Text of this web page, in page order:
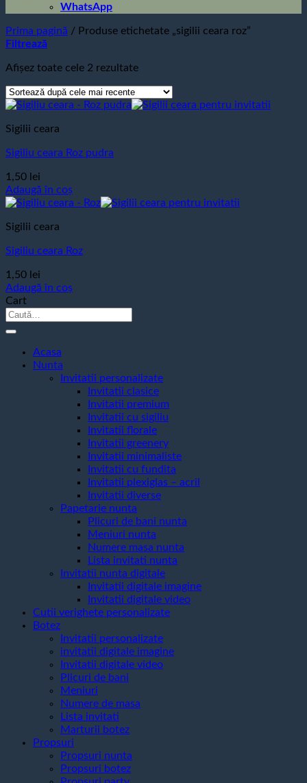
WhatsApp
Prima pagină / Produse etichetate „sigilii ceara roz”
Filtrează
Afișez toate cele 2 rezultateSortat
mai
Sigilii ceara
Sigiliu ceara Roz pudra
1,50 lei
Adaugă în coș
Sigilii ceara
Sigiliu ceara Roz
1,50 lei
Adaugă în coș
Cart
Caută
Acasa
Nunta
Invitatii personalizate
Invitatii clasice
Invitatii premium
Invitatii cu sigiliu
Invitatii florale
Invitatii greenery
Invitatii minimaliste
Invitatii cu fundita
Invitatii plexiglas – acril
Invitatii diverse
Papetarie nunta
Plicuri de bani nunta
Meniuri nunta
Numere masa nunta
Lista invitati nunta
Invitatii nunta digitale
Invitatii digitale imagine
Invitatii digitale video
Cutii verighete personalizate
Botez
Invitatii personalizate
invitatii digitale imagine
Invitatii digitale video
Plicuri de bani
Meniuri
Numere de masa
Lista invitati
Marturii botez
Propsuri
Propsuri nunta
Propsuri botez